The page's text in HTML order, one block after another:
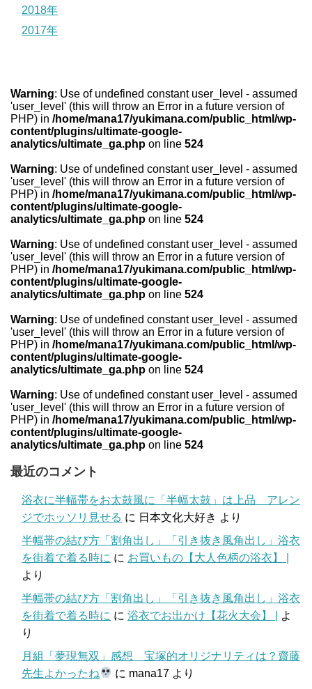
2018年
2017年
Warning: Use of undefined constant user_level - assumed
'user_level' (this will throw an Error in a future version of
PHP) in /home/mana17/yukimana.com/public_html/wp-
content/plugins/ultimate-google-
analytics/ultimate_ga.php on line 524
Warning: Use of undefined constant user_level - assumed
'user_level' (this will throw an Error in a future version of
PHP) in /home/mana17/yukimana.com/public_html/wp-
content/plugins/ultimate-google-
analytics/ultimate_ga.php on line 524
Warning: Use of undefined constant user_level - assumed
'user_level' (this will throw an Error in a future version of
PHP) in /home/mana17/yukimana.com/public_html/wp-
content/plugins/ultimate-google-
analytics/ultimate_ga.php on line 524
Warning: Use of undefined constant user_level - assumed
'user_level' (this will throw an Error in a future version of
PHP) in /home/mana17/yukimana.com/public_html/wp-
content/plugins/ultimate-google-
analytics/ultimate_ga.php on line 524
Warning: Use of undefined constant user_level - assumed
'user_level' (this will throw an Error in a future version of
PHP) in /home/mana17/yukimana.com/public_html/wp-
content/plugins/ultimate-google-
analytics/ultimate_ga.php on line 524
最近のコメント
浴衣に半幅帯をお太鼓風に「半幅太鼓」は上品 アレン
ジでホッソリ見せる に 日本文化大好き より
半幅帯の結び方「割角出し」「引き抜き風角出し」浴衣
を街着で着る時に に お買いもの【大人色柄の浴衣】 |
より
半幅帯の結び方「割角出し」「引き抜き風角出し」浴衣
を街着で着る時に に 浴衣でお出かけ【花火大会】 |
よ
り
月組「夢現無双」感想 宝塚的オリジナリティは？齋藤
先生よかったね
に mana17 より